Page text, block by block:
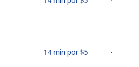
14 min por ⁦$5⁩ -